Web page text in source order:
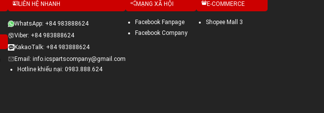
HONDA
LIÊN HỆ NHANH
WhatsApp: +84 983888624
Viber: +84 983888624
KakaoTalk: +84 983888624
Email: info.icspartscompany@gmail.com
Hotline khiếu nại: 0983.888.624
MẠNG XÃ HỘI
Facebook Fanpage
Facebook Company
E-COMMERCE
Shopee Mall 3